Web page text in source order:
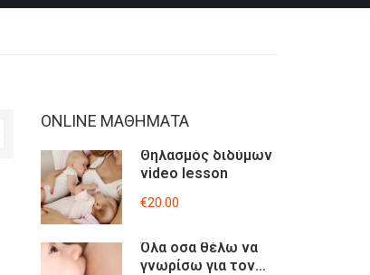
ONLINE ΜΑΘΉΜΑΤΑ
Θηλασμός διδύμων
video lesson
€20.00
Όλα οσα θέλω να
γνωρίσω για τον